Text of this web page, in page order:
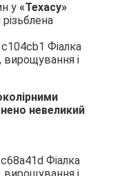
у «Техасу»
невеликий